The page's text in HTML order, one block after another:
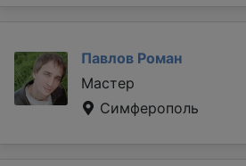
Павлов Роман
Мастер
Симферополь